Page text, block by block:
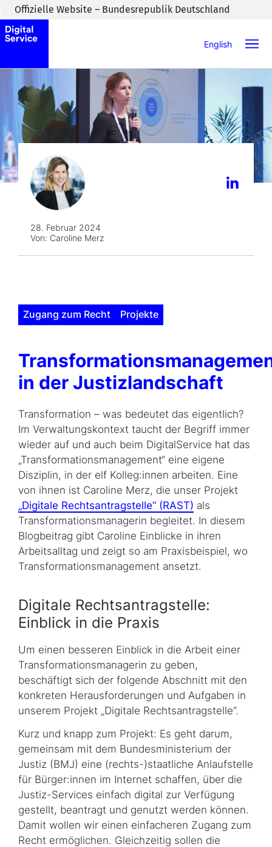
Zum Inhaltsbereich wechseln
Offizielle Website – Bundesrepublik Deutschland
English
28. Februar 2024
Von: Caroline Merz
Zugang zum Recht Projekte
in der Justizlandschaft
Transformation – was bedeutet das eigentlich?
Im Verwaltungskontext taucht der Begriff immer
wieder auf und auch beim DigitalService hat das
„Transformationsmanagement“ eine eigene
Disziplin, in der elf Kolleg:innen arbeiten. Eine
von ihnen ist Caroline Merz, die unser Projekt
„Digitale Rechtsantragstelle“ (RAST) als
Transformationsmanagerin begleitet. In diesem
Blogbeitrag gibt Caroline Einblicke in ihren
Arbeitsalltag und zeigt so am Praxisbeispiel, wo
Transformations­management ansetzt.
Digitale Rechtsantragstelle:
Einblick in die Praxis
Um einen besseren Einblick in die Arbeit einer
Transformationsmanagerin zu geben,
beschäftigt sich der folgende Abschnitt mit den
konkreten Herausforderungen und Aufgaben in
unserem Projekt „Digitale Rechtsantragstelle“.
Kurz und knapp zum Projekt: Es geht darum,
gemeinsam mit dem Bundesministerium der
Justiz (BMJ) eine (rechts-)staat­liche Anlaufstelle
für Bürger:innen im Internet schaffen, über die
Justiz-Services einfach digital zur Verfügung
gestellt, beantragt und genutzt werden können.
Damit wollen wir einen einfacheren Zugang zum
Recht ermöglichen. Gleichzeitig sollen die